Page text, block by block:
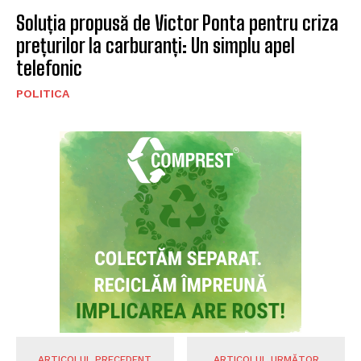
Soluția propusă de Victor Ponta pentru criza
prețurilor la carburanți: Un simplu apel
telefonic
POLITICA